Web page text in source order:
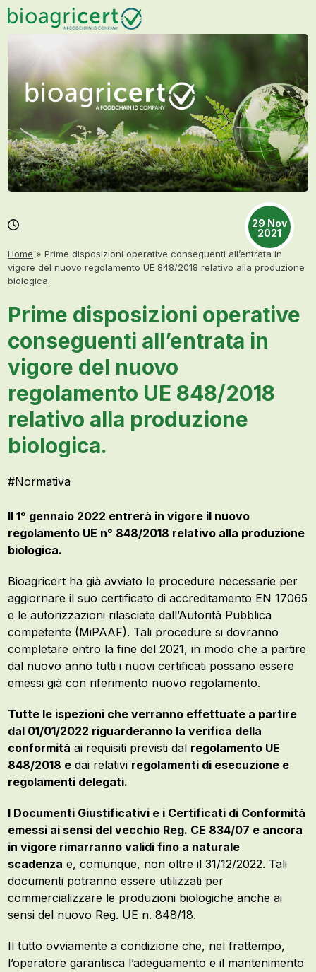
Skip
to
Open
mobile
menu
Close
mobile
menu
29 Nov
2021
Home »Prime disposizioni operative conseguenti all’entrata in
vigore del nuovo regolamento UE 848/2018 relativo alla produzione
biologica.
Prime disposizioni operative
conseguenti all’entrata in
vigore del nuovo
regolamento UE 848/2018
relativo alla produzione
biologica.
#Normativa
Il 1° gennaio 2022 entrerà in vigore il nuovo
regolamento UE n° 848/2018 relativo alla produzione
biologica.
Bioagricert ha già avviato le procedure necessarie per
aggiornare il suo certificato di accreditamento EN 17065
e le autorizzazioni rilasciate dall’Autorità Pubblica
competente (MiPAAF). Tali procedure si dovranno
completare entro la fine del 2021, in modo che a partire
dal nuovo anno tutti i nuovi certificati possano essere
emessi già con riferimento nuovo regolamento.
Tutte le ispezioni che verranno effettuate a partire
dal 01/01/2022 riguarderanno la verifica della
conformità ai requisiti previsti dal regolamento UE
848/2018 e dai relativi regolamenti di esecuzione e
regolamenti delegati.
I Documenti Giustificativi e i Certificati di Conformità
emessi ai sensi del vecchio Reg. CE 834/07 e ancora
in vigore rimarranno validi fino a naturale
scadenza e, comunque, non oltre il 31/12/2022. Tali
documenti potranno essere utilizzati per
commercializzare le produzioni biologiche anche ai
sensi del nuovo Reg. UE n. 848/18.
Il tutto ovviamente a condizione che, nel frattempo,
l’operatore garantisca l’adeguamento e il mantenimento